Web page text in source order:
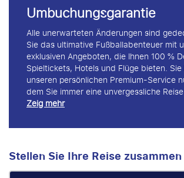
Umbuchungsgarantie
Alle unerwarteten Änderungen sind
Sie das ultimative Fußballabenteuer mit
exklusiven Angeboten, die Ihnen 100 %
Spieltickets, Hotels und Flüge bieten.
unseren persönlichen Premium-Service
dem Sie immer eine unvergessliche
Zeig mehr
Stellen Sie Ihre Reise zusammen